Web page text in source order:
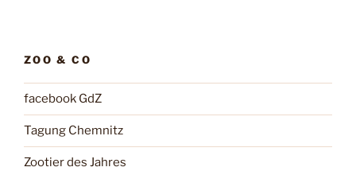
ZOO & CO
facebook GdZ
Tagung Chemnitz
Zootier des Jahres